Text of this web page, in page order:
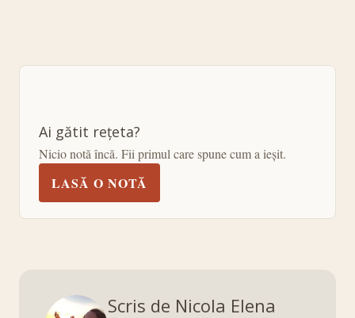
Ai gătit rețeta?
Nicio notă încă. Fii primul care spune cum a ieșit.
LASĂ O NOTĂ
Scris de Nicola Elena